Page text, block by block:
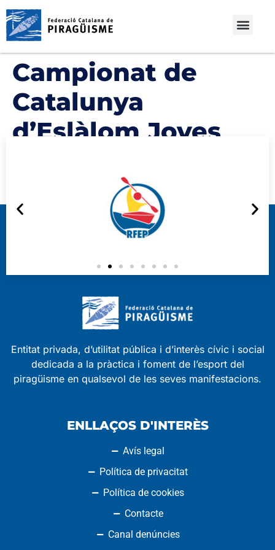
Campionat de
Catalunya
d’Eslàlom Joves
Entitat privada, d’utilitat pública i d’interès cívic i social
dedicada a la pràctica i foment de l’esport del
piragüisme en qualsevol de les seves manifestacions.
ENLLAÇOS D'INTERÈS
Avís legal
Política de privacitat
Política de cookies
Contacte
Canal denúncies